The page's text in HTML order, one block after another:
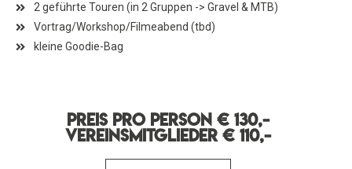
2 geführte Touren (in 2 Gruppen -> Gravel & MTB)
Vortrag/Workshop/Filmeabend (tbd)
kleine Goodie-Bag
Preis pro Person € 130,-
vereinsmitglieder € 110,-